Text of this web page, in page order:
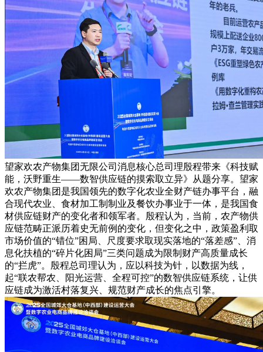
望家欢农产物集团无限公司消息核心总司理殷程带来《科技赋
能，沃野重生——数智供应链的摸索取立异》从题分享。望家
欢农产物集团是我国领先的数字化农业全财产链办事平台，融
合现代农业、食材加工制制业及餐饮办事业于一体，是我国食
材供应链财产的变化者和领军者。殷程认为，当前，农产物供
应链范畴正派历着史无前例的变化，但变化之中，政策盈利取
市场价值的“错位”困局、尺度要求取现实落地的“落差感”、消
息化扶植的“碎片化困局”三类问题成为限制财产高质量成长
的“拦虎”。殷程总司理认为，应以科技为针，以数据为线，
起“联农帮农、阳光运营、全程可控”的数智供应链系统，让供
应链成为激活村落复兴、规范财产成长的焦点引擎。